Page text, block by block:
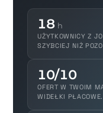
18 h
UŻYTKOWNICY Z
SZYBCIEJ NIŻ
10/10
OFERT W TWOIM
WIDEŁKI PŁACOWE.